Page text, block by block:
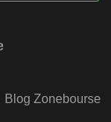
Blog Zonebourse